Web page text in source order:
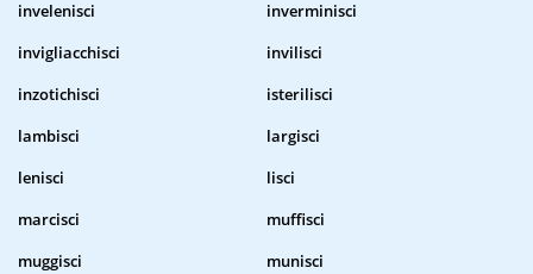
invelenisci
inverminisci
invigliacchisci
invilisci
inzotichisci
isterilisci
lambisci
largisci
lenisci
lisci
marcisci
muffisci
muggisci
munisci